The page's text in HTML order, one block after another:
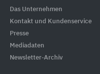
Das Unternehmen
Kontakt und Kundenservice
Presse
Mediadaten
Newsletter-Archiv